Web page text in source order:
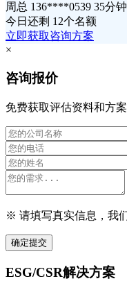
周总 136****0539 35分
今日还剩 12个名额
立即获取咨询方案
×
咨询报价
免费获取评估资料和方
※ 请填写真实信息，我
确定提交
ESG/CSR解决方案